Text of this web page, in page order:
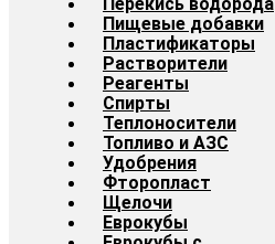
Пищевые добавки
Пластификаторы
Растворители
Реагенты
Спирты
Теплоносители
Топливо и АЗС
Удобрения
Фторопласт
Щелочи
Еврокубы